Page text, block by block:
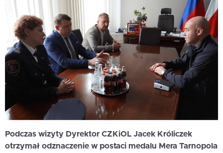
Podczas wizyty Dyrektor CZKiOL Jacek Króliczek
otrzymał odznaczenie w postaci medalu Mera Tarnopola